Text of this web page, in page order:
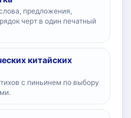
предложения,
черт в один печатный
китайских
с пиньинем по выбору